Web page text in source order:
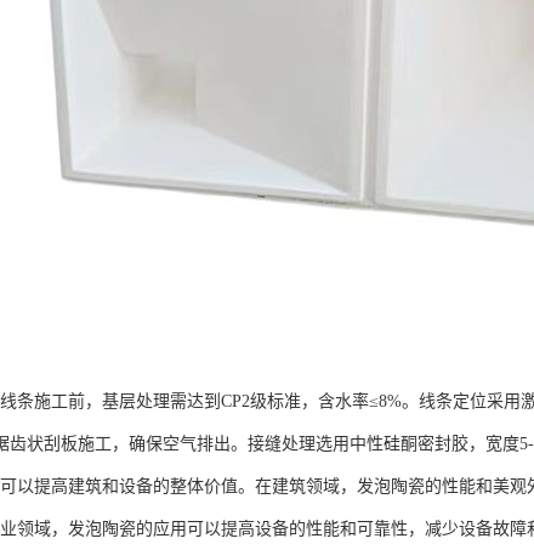
条施工前，基层处理需达到CP2级标准，含水率≤8%。线条定位采用
齿状刮板施工，确保空气排出。接缝处理选用中性硅酮密封胶，宽度
以提高建筑和设备的整体价值。在建筑领域，发泡陶瓷的性能和美
领域，发泡陶瓷的应用可以提高设备的性能和可靠性，减少设备故